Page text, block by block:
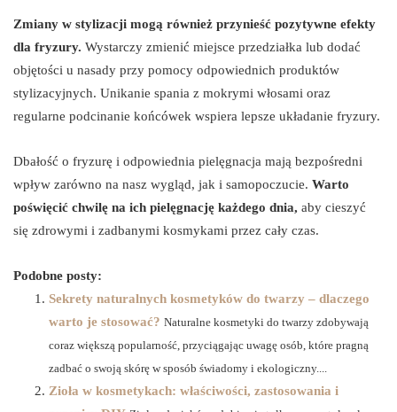
Zmiany w stylizacji mogą również przynieść pozytywne efekty
dla fryzury. Wystarczy zmienić miejsce przedziałka lub dodać
objętości u nasady przy pomocy odpowiednich produktów
stylizacyjnych. Unikanie spania z mokrymi włosami oraz
regularne podcinanie końcówek wspiera lepsze układanie fryzury.
Dbałość o fryzurę i odpowiednia pielęgnacja mają bezpośredni
wpływ zarówno na nasz wygląd, jak i samopoczucie. Warto
poświęcić chwilę na ich pielęgnację każdego dnia, aby cieszyć
się zdrowymi i zadbanymi kosmykami przez cały czas.
Podobne posty:
Sekrety naturalnych kosmetyków do twarzy – dlaczego
warto je stosować? Naturalne kosmetyki do twarzy zdobywają
coraz większą popularność, przyciągając uwagę osób, które pragną
zadbać o swoją skórę w sposób świadomy i ekologiczny....
Zioła w kosmetykach: właściwości, zastosowania i